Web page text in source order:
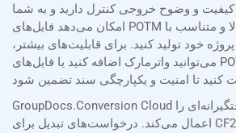
کیفیت و وضوح خروجی کنترل دارید و به شما
امکان می‌دهد فایل‌های POTM با کیفیت بالا و متناسب با
خود تولید کنید. برای قابلیت‌های بیشتر،
می‌توانید واترمارک اضافه کنید یا فایل‌های POTM خود را با رمز عبور
GroupDocs.Conversion Cloud اقدامات امنیتی سختگیرانه‌ای را
اعمال می‌کند. درخواست‌های تبدیل برای CF2 به POTM با استفاده